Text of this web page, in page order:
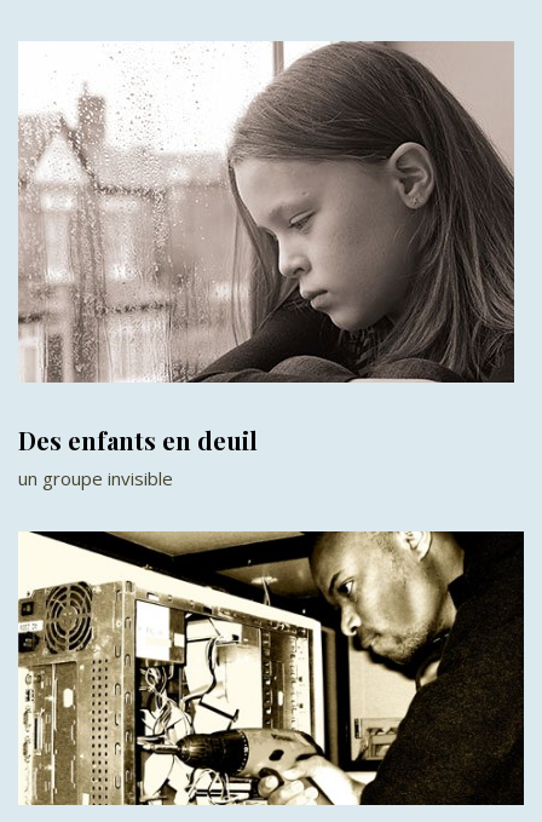
Des enfants en deuil
un groupe invisible